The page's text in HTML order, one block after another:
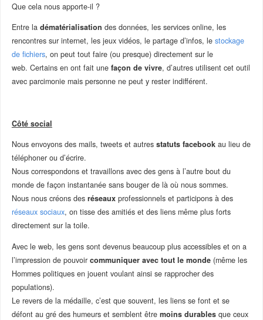
Que cela nous apporte-il ?
Entre la dématérialisation des données, les services online, les
rencontres sur internet, les jeux vidéos, le partage d’infos, le stockage
de fichiers, on peut tout faire (ou presque) directement sur le
web. Certains en ont fait une façon de vivre, d’autres utilisent cet outil
avec parcimonie mais personne ne peut y rester indifférent.
Côté social
Nous envoyons des mails, tweets et autres statuts facebookau lieu de
téléphoner ou d’écrire.
Nous correspondons et travaillons avec des gens à l’autre bout du
monde de façon instantanée sans bouger de là où nous sommes.
Nous nous créons des réseauxprofessionnels et participons à des
réseaux sociaux, on tisse des amitiés et des liens même plus forts
directement sur la toile.
Avec le web, les gens sont devenus beaucoup plus accessibles et on a
l’impression de pouvoir communiquer avec tout le monde(même les
Hommes politiques en jouent voulant ainsi se rapprocher des
populations).
Le revers de la médaille, c’est que souvent, les liens se font et se
défont au gré des humeurs et semblent être moins durablesque ceux